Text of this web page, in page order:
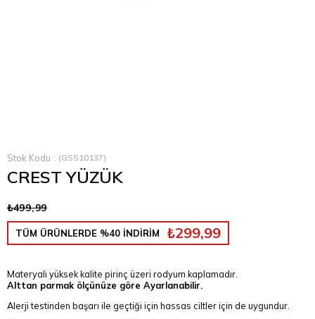
Stok Kodu (GSS10137)
CREST YÜZÜK
₺499,99
TÜM ÜRÜNLERDE %40 İNDİRİM ₺299,99
Materyali yüksek kalite pirinç üzeri rodyum kaplamadır.
Alttan parmak ölçünüze göre Ayarlanabilir.
Alerji testinden başarı ile geçtiği için hassas ciltler için de uygundur.